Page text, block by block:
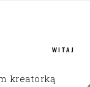
WITAJ
kreatorką